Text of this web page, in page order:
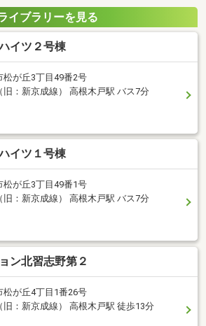
イブラリーを見る
イツ２号棟
松が丘3丁目49番2号
旧：新京成線） 高根木戸駅 バス7分
イツ１号棟
松が丘3丁目49番1号
旧：新京成線） 高根木戸駅 バス7分
ン北習志野第２
松が丘4丁目1番26号
旧：新京成線） 高根木戸駅 徒歩13分